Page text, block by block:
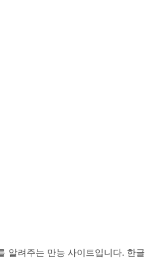
알려주는 만능 사이트입니다. 한글